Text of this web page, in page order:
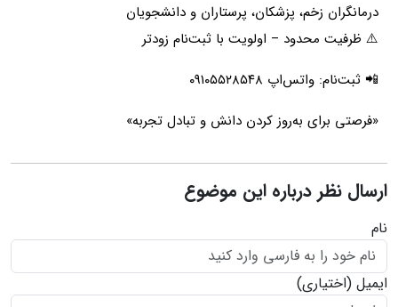
درمانگران زخم، پزشکان، پرستاران و دانشجویان
⚠️ ظرفیت محدود – اولویت با ثبت‌نام زودتر
📲 ثبت‌نام: واتس‌اپ ۰۹۱۰۵۵۲۸۵۴۸
«فرصتی برای به‌روز کردن دانش و تبادل تجربه»
ارسال نظر درباره این موضوع
نام
ایمیل (اختیاری)